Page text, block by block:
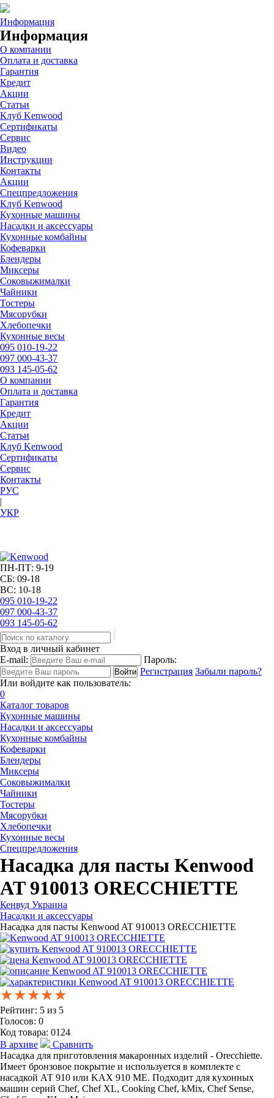
Информация
Информация
О компании
Оплата и доставка
Гарантия
Кредит
Акции
Статьи
Клуб Kenwood
Сертификаты
Сервис
Видео
Инструкции
Контакты
Акции
Спецпредложения
Клуб Kenwood
Кухонные машины
Насадки и аксессуары
Кухонные комбайны
Кофеварки
Блендеры
Миксеры
Соковыжималки
Чайники
Тостеры
Мясорубки
Хлебопечки
Кухонные весы
095 010-19-22
097 000-43-37
093 145-05-62
О компании
Оплата и доставка
Гарантия
Кредит
Акции
Статьи
Клуб Kenwood
Сертификаты
Сервис
Контакты
РУC
|
УКР
ПН-ПТ: 9-19
СБ: 09-18
ВС: 10-18
095 010-19-22
097 000-43-37
093 145-05-62
Вход в личный кабинет
E-mail:
Пароль:
Регистрация Забыли пароль?
Или войдите как пользователь:
0
Каталог товаров
Кухонные машины
Насадки и аксессуары
Кухонные комбайны
Кофеварки
Блендеры
Миксеры
Соковыжималки
Чайники
Тостеры
Мясорубки
Хлебопечки
Кухонные весы
Спецпредложения
Насадка для пасты Kenwood
AT 910013 ORECCHIETTE
Кенвуд Украина
Насадки и аксессуары
Насадка для пасты Kenwood AT 910013 ORECCHIETTE
★★★★★
★★★★★
★★★★★
Рейтинг: 5 из 5
Голосов: 0
Код товара: 0124
В архиве
Сравнить
Насадка для приготовления макаронных изделий - Orecchiette.
Имеет бронзовое покрытие и используется в комплекте с
насадкой АТ 910 или KAX 910 ME. Подходит для кухонных
машин серий Chef, Chef XL, Cooking Chef, kMix, Chef Sense,